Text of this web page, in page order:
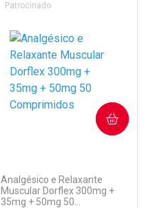
Analgésico e Relaxante
Muscular Dorflex 300mg +
35mg + 50mg 50
Patrocinado
COMPRAR